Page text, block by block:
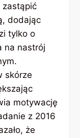
zastąpić
dodając
tylko o
na nastrój
skórze
motywację
z 2016
że